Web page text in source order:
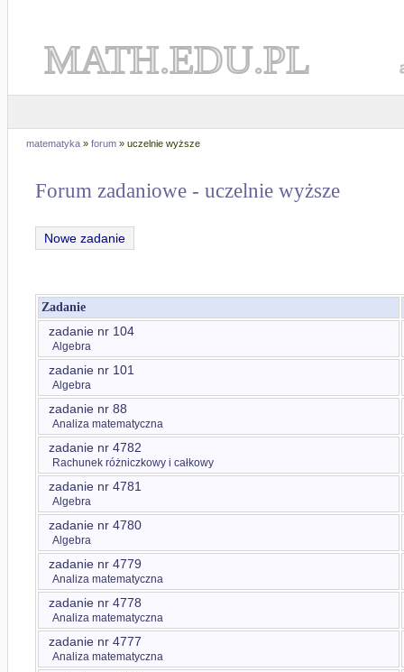
MATH.EDU.PL
matematyka » forum » uczelnie wyższe
Forum zadaniowe - uczelnie wyższe
Nowe zadanie
Zadanie
zadanie nr 104
Algebra
zadanie nr 101
Algebra
zadanie nr 88
Analiza matematyczna
zadanie nr 4782
Rachunek różniczkowy i całkowy
zadanie nr 4781
Algebra
zadanie nr 4780
Algebra
zadanie nr 4779
Analiza matematyczna
zadanie nr 4778
Analiza matematyczna
zadanie nr 4777
Analiza matematyczna